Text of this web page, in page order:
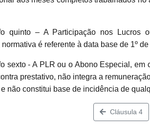
quinto – A Participação nos Lucros
é referente à data base de 1º
sexto - A PLR ou o Abono Especial,
prestativo, não integra a
não constitui base de incidência de
Cláusula 4